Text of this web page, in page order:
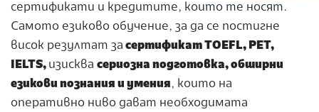
сертификати и кредитите, които те носят.
Самото езиково обучение, за да се постигне
висок резултат за сертификат TOEFL, PET,
IELTS, изисква сериозна подготовка, обширни
езикови познания и умения, които на
оперативно ниво дават необходимата